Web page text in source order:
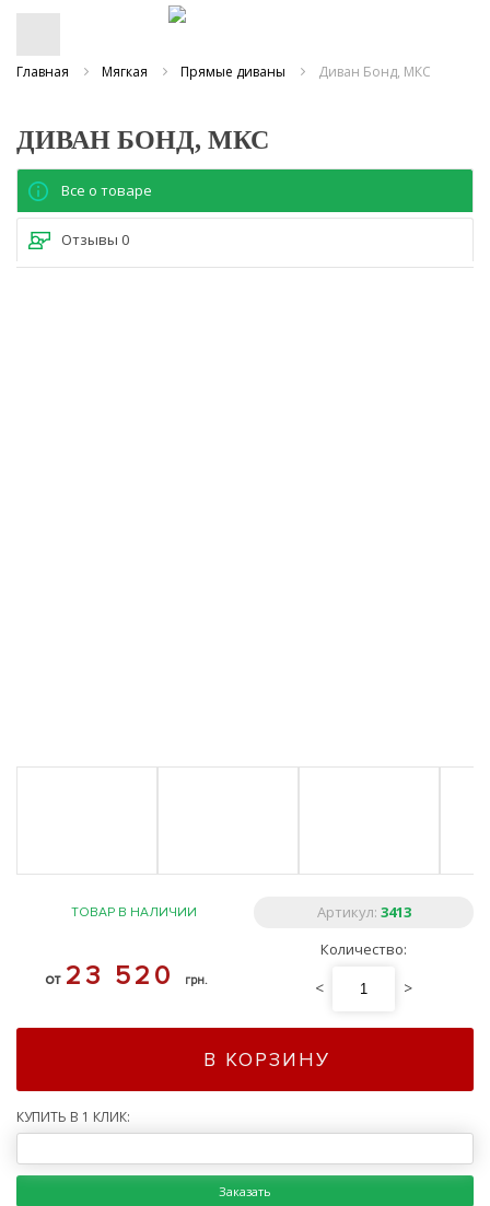
Главная Мягкая Прямые диваны Диван Бонд, МКС
ДИВАН БОНД, МКС
Все о товаре
Отзывы 0
ТОВАР В НАЛИЧИИ Артикул: 3413
от 23 520 грн.
Количество:
< >
В КОРЗИНУ
КУПИТЬ В 1 КЛИК:
Заказать